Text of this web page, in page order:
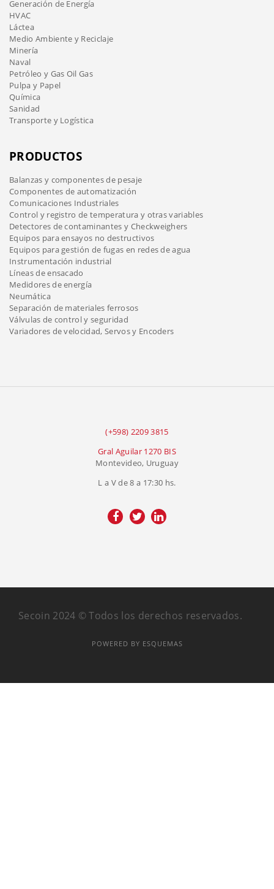
Generación de Energía
HVAC
Láctea
Medio Ambiente y Reciclaje
Minería
Naval
Petróleo y Gas Oil Gas
Pulpa y Papel
Química
Sanidad
Transporte y Logística
PRODUCTOS
Balanzas y componentes de pesaje
Componentes de automatización
Comunicaciones Industriales
Control y registro de temperatura y otras variables
Detectores de contaminantes y Checkweighers
Equipos para ensayos no destructivos
Equipos para gestión de fugas en redes de agua
Instrumentación industrial
Líneas de ensacado
Medidores de energía
Neumática
Separación de materiales ferrosos
Válvulas de control y seguridad
Variadores de velocidad, Servos y Encoders
(+598) 2209 3815
Gral Aguilar 1270 BIS
Montevideo, Uruguay
L a V de 8 a 17:30 hs.
Secoin 2024 © Todos los derechos reservados.
POWERED BY ESQUEMAS